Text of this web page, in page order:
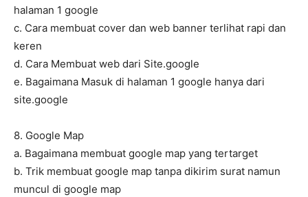
halaman 1 google
c. Cara membuat cover dan web banner terlihat rapi dan
keren
d. Cara Membuat web dari Site.google
e. Bagaimana Masuk di halaman 1 google hanya dari
site.google
8. Google Map
a. Bagaimana membuat google map yang tertarget
b. Trik membuat google map tanpa dikirim surat namun
muncul di google map